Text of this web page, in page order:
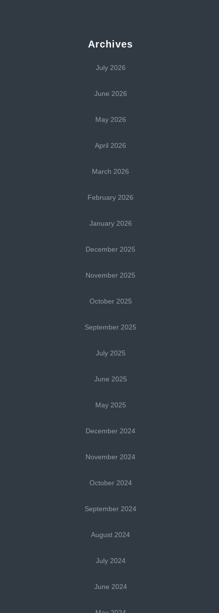
Archives
July 2026
June 2026
May 2026
April 2026
March 2026
February 2026
January 2026
December 2025
November 2025
October 2025
September 2025
July 2025
June 2025
May 2025
December 2024
November 2024
October 2024
September 2024
August 2024
July 2024
June 2024